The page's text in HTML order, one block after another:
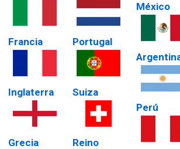
Francia
Inglaterra
Grecia
Portugal
Suiza
Reino
México
Perú